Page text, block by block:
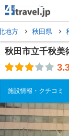
地方 秋田県
秋田市立千秋美
施設情報・クチコミ